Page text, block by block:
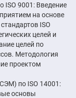
ISO 9001: Введение
на основе
ISO
целей и
целей по
Методология
проектом
по ISO 14001:
основы